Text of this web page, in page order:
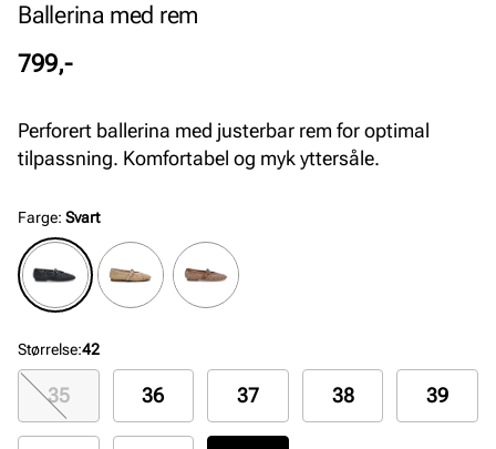
Ballerina med rem
Pris
799,-
Perforert ballerina med justerbar rem for optimal
tilpassning. Komfortabel og myk yttersåle.
Farge: Svart
Størrelse:42
35 36 37 38 39